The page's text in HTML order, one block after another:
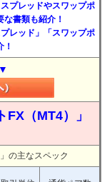
プレッドやスワップポ
書類も紹介！
レッド」「スワップポ
（MT4）」
の主なスペック